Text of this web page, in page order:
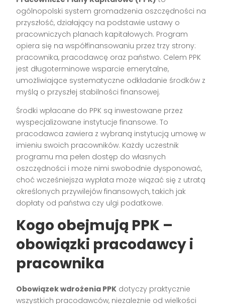
ogólnopolski system gromadzenia oszczędności na
przyszłość, działający na podstawie ustawy o
pracowniczych planach kapitałowych. Program
opiera się na współfinansowaniu przez trzy strony:
pracownika, pracodawcę oraz państwo. Celem PPK
jest długoterminowe wsparcie emerytalne,
umożliwiające systematyczne odkładanie środków z
myślą o przyszłej stabilności finansowej.
Środki wpłacane do PPK są inwestowane przez
wyspecjalizowane instytucje finansowe. To
pracodawca zawiera z wybraną instytucją umowę w
imieniu swoich pracowników. Każdy uczestnik
programu ma pełen dostęp do własnych
oszczędności i może nimi swobodnie dysponować,
choć wcześniejsza wypłata może wiązać się z utratą
określonych przywilejów finansowych, takich jak
dopłaty od państwa czy ulgi podatkowe.
Kogo obejmują PPK –
obowiązki pracodawcy i
pracownika
Obowiązek wdrożenia PPK dotyczy praktycznie
wszystkich pracodawców, niezależnie od wielkości